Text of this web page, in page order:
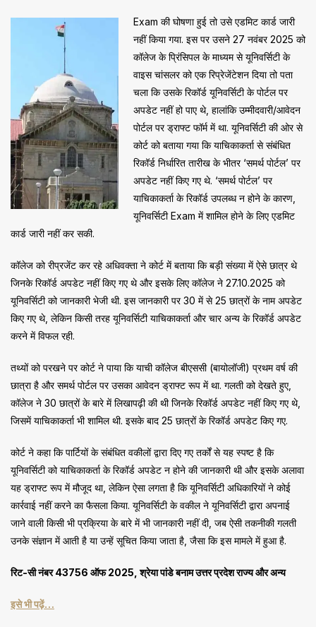
Exam की घोषणा हुई तो उसे एडमिट कार्ड जारी
नहीं किया गया. इस पर उसने 27 नवंबर 2025 को
कॉलेज के प्रिंसिपल के माध्यम से यूनिवर्सिटी के
वाइस चांसलर को एक रिप्रेजेंटेशन दिया तो पता
चला कि उसके रिकॉर्ड यूनिवर्सिटी के पोर्टल पर
अपडेट नहीं हो पाए थे, हालांकि उम्मीदवारी/आवेदन
पोर्टल पर ड्राफ्ट फॉर्म में था. यूनिवर्सिटी की ओर से
कोर्ट को बताया ​गया कि याचिकाकर्ता से संबंधित
रिकॉर्ड निर्धारित तारीख के भीतर ‘समर्थ पोर्टल’ पर
अपडेट नहीं किए गए थे. ‘समर्थ पोर्टल’ पर
याचिकाकर्ता के रिकॉर्ड उपलब्ध न होने के कारण,
यूनिवर्सिटी Exam में शामिल होने के लिए एडमिट
कार्ड जारी नहीं कर सकी.
कॉलेज को रीप्रजेंट कर रहे अधिवक्ता ने कोर्ट में बताया कि बड़ी संख्या में ऐसे छात्र थे
जिनके रिकॉर्ड अपडेट नहीं किए गए थे और इसके लिए कॉलेज ने 27.10.2025 को
यूनिवर्सिटी को जानकारी भेजी थी. इस जानकारी पर 30 में से 25 छात्रों के नाम अपडेट
किए गए थे, लेकिन किसी तरह यूनिवर्सिटी याचिकाकर्ता और चार अन्य के रिकॉर्ड अपडेट
करने में विफल रही.
तथ्यों को परखने पर कोर्ट ने पाया कि याची कॉलेज बीएससी (बायोलॉजी) प्रथम वर्ष की
छात्रा है और समर्थ पोर्टल पर उसका आवेदन ड्राफ्ट रूप में था. गलती को देखते हुए,
कॉलेज ने 30 छात्रों के बारे में लिखापढ़ी की थी जिनके रिकॉर्ड अपडेट नहीं किए गए थे,
जिसमें याचिकाकर्ता भी शामिल थी. इसके बाद 25 छात्रों के रिकॉर्ड अपडेट किए गए.
कोर्ट ने कहा कि पार्टियों के संबंधित वकीलों द्वारा दिए गए तर्कों से यह स्पष्ट है कि
यूनिवर्सिटी को याचिकाकर्ता के रिकॉर्ड अपडेट न होने की जानकारी थी और इसके अलावा
यह ड्राफ्ट रूप में मौजूद था, लेकिन ऐसा लगता है कि यूनिवर्सिटी अधिकारियों ने कोई
कार्रवाई नहीं करने का फैसला किया. यूनिवर्सिटी के वकील ने यूनिवर्सिटी द्वारा अपनाई
जाने वाली किसी भी प्रक्रिया के बारे में भी जानकारी नहीं दी, जब ऐसी तकनीकी गलती
उनके संज्ञान में आती है या उन्हें सूचित किया जाता है, जैसा कि इस मामले में हुआ है.
रिट-सी नंबर 43756 ऑफ 2025, श्रेया पांडे बनाम उत्तर प्रदेश राज्य और अन्य
इसे भी पढ़ें…